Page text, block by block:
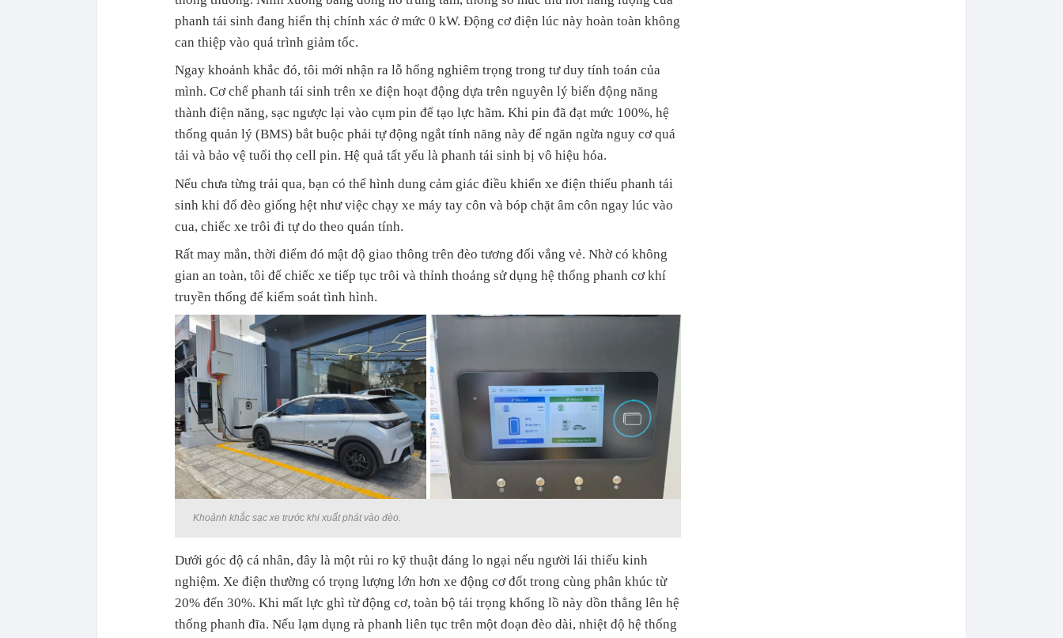
phanh tái sinh đang hiển thị chính xác ở mức 0 kW. Động cơ điện lúc này hoàn toàn không
can thiệp vào quá trình giảm tốc.
Ngay khoảnh khắc đó, tôi mới nhận ra lỗ hổng nghiêm trọng trong tư duy tính toán của
mình. Cơ chế phanh tái sinh trên xe điện hoạt động dựa trên nguyên lý biến động năng
thành điện năng, sạc ngược lại vào cụm pin để tạo lực hãm. Khi pin đã đạt mức 100%, hệ
thống quản lý (BMS) bắt buộc phải tự động ngắt tính năng này để ngăn ngừa nguy cơ quá
tải và bảo vệ tuổi thọ cell pin. Hệ quả tất yếu là phanh tái sinh bị vô hiệu hóa.
Nếu chưa từng trải qua, bạn có thể hình dung cảm giác điều khiển xe điện thiếu phanh tái
sinh khi đổ đèo giống hệt như việc chạy xe máy tay côn và bóp chặt âm côn ngay lúc vào
cua, chiếc xe trôi đi tự do theo quán tính.
Rất may mắn, thời điểm đó mật độ giao thông trên đèo tương đối vắng vẻ. Nhờ có không
gian an toàn, tôi để chiếc xe tiếp tục trôi và thỉnh thoảng sử dụng hệ thống phanh cơ khí
truyền thống để kiểm soát tình hình.
Khoảnh khắc sạc xe trước khi xuất phát vào đèo.
Dưới góc độ cá nhân, đây là một rủi ro kỹ thuật đáng lo ngại nếu người lái thiếu kinh
nghiệm. Xe điện thường có trọng lượng lớn hơn xe động cơ đốt trong cùng phân khúc từ
20% đến 30%. Khi mất lực ghì từ động cơ, toàn bộ tải trọng khổng lồ này dồn thẳng lên hệ
thống phanh đĩa. Nếu lạm dụng rà phanh liên tục trên một đoạn đèo dài, nhiệt độ hệ thống